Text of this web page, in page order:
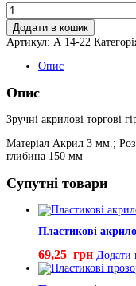
Акрилові
торгові
гірки
під
кількість
Додати в кошик
Артикул: А 14-22
Опис
Опис
Зручні акрилові торгові
Матеріал Акрил 3 мм.;
глибина 150 мм
Супутні товари
Пластикові
69,25 грн Додати